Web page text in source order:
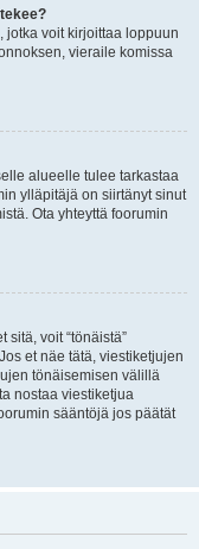
voit kirjoittaa loppuun
vieraile komissa
alueelle tulee tarkastaa
ylläpitäjä on siirtänyt sinut
Ota yhteyttä foorumin
sitä, voit “tönäistä”
et näe tätä, viestiketjujen
tönäisemisen välillä
nostaa viestiketjua
sääntöjä jos päätät